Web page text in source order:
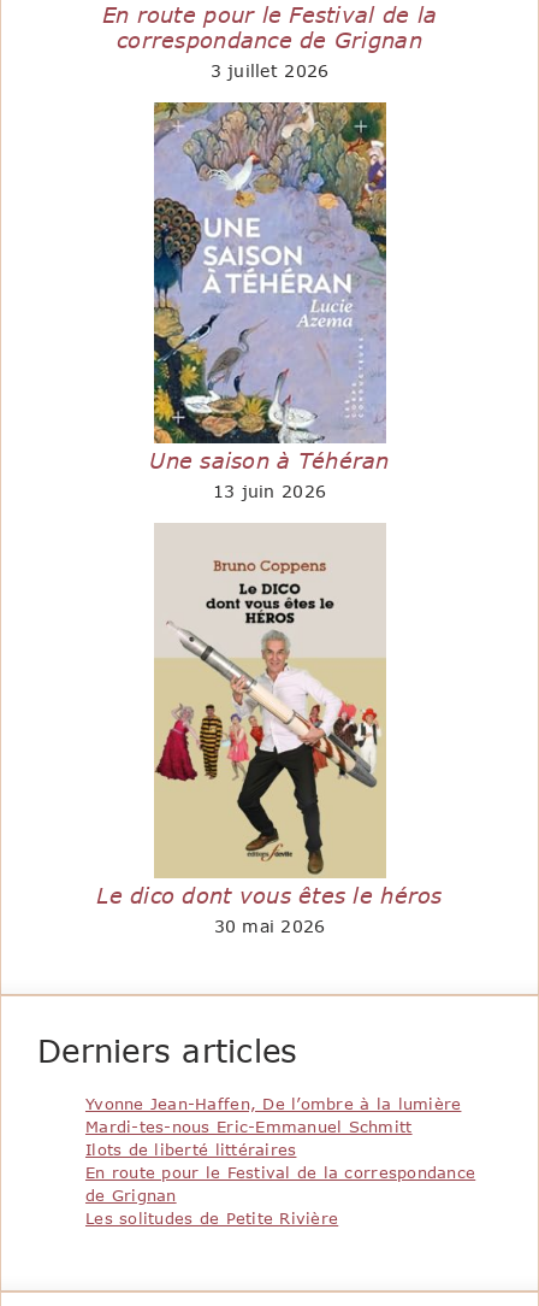
En route pour le Festival de la
correspondance de Grignan
3 juillet 2026
Une saison à Téhéran
13 juin 2026
Le dico dont vous êtes le héros
30 mai 2026
Derniers articles
Yvonne Jean-Haffen, De l’ombre à la lumière
Mardi-tes-nous Eric-Emmanuel Schmitt
Ilots de liberté littéraires
En route pour le Festival de la correspondance
de Grignan
Les solitudes de Petite Rivière